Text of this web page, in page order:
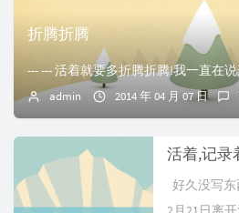
折腾折腾
admin 2014 年 04 月 07 日
活着,记录
好久没写东